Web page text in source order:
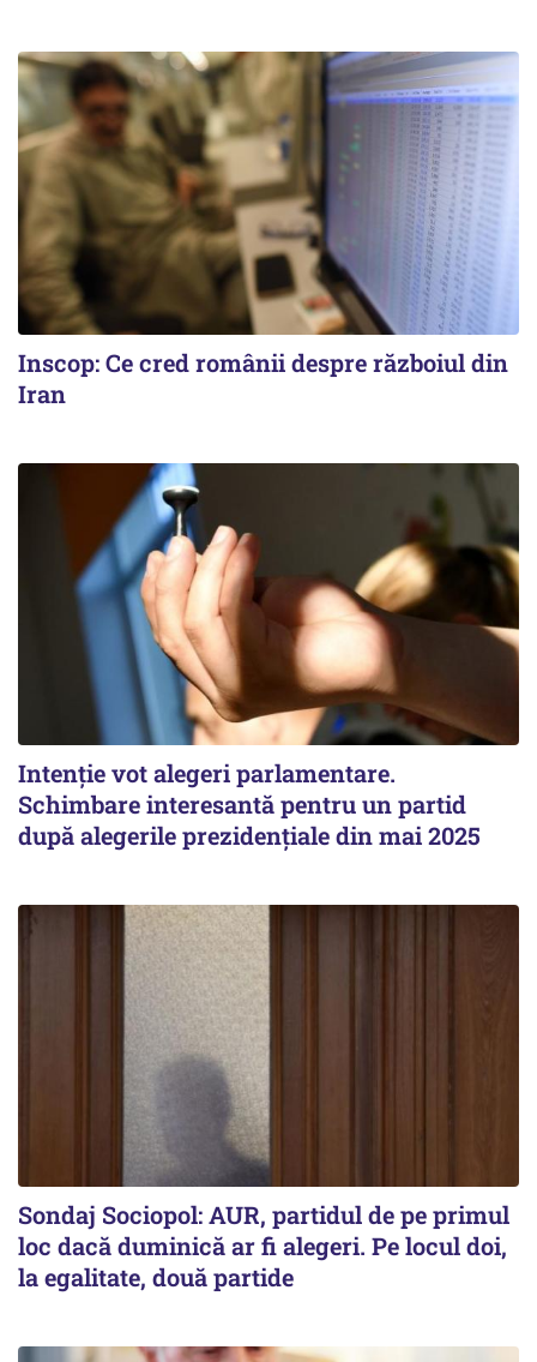
Inscop: Ce cred românii despre războiul din
Iran
Intenție vot alegeri parlamentare.
Schimbare interesantă pentru un partid
după alegerile prezidențiale din mai 2025
Sondaj Sociopol: AUR, partidul de pe primul
loc dacă duminică ar fi alegeri. Pe locul doi,
la egalitate, două partide